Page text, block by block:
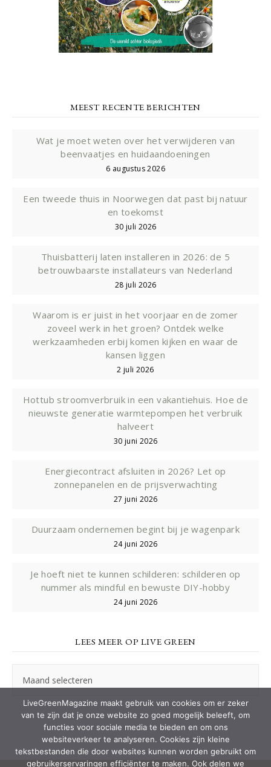
MEEST RECENTE BERICHTEN
Wat je moet weten over het verwijderen van
beenvaatjes en huidaandoeningen
6 augustus 2026
Een tweede thuis in Noorwegen dat past bij natuur
en toekomst
30 juli 2026
Thuisbatterij laten installeren in 2026: de 5
betrouwbaarste installateurs van Nederland
28 juli 2026
Waarom is er juist in het voorjaar en de zomer
zoveel werk in het groen? Ontdek welke
werkzaamheden erbij komen kijken en waar de
kansen liggen
2 juli 2026
Hottub stroomverbruik in een vakantiehuis. Hoe de
nieuwste generatie warmtepompen het verbruik
halveert
30 juni 2026
Energiecontract afsluiten in 2026? Let op
zonnepanelen en de prijsverwachting
27 juni 2026
Duurzaam ondernemen begint bij je wagenpark
24 juni 2026
Je hoeft niet te kunnen schilderen: schilderen op
nummer als mindful en bewuste DIY-hobby
24 juni 2026
LEES MEER OP LIVE GREEN
meer
Live
LiveGreenMagazine maakt gebruik van cookies om er zeker
van te zijn dat je onze website zo goed mogelijk beleeft, om
functies voor sociale media te bieden en om ons
websiteverkeer te analyseren. Cookies zijn kleine
tekstbestanden die door websites kunnen worden gebruikt om
gebruikerservaringen efficiënter te maken. Ook delen we